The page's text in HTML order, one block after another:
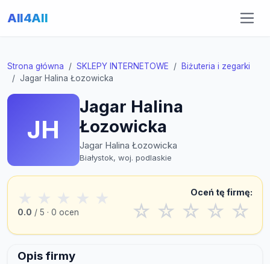
All4All
Strona główna SKLEPY INTERNETOWE
Biżuteria i zegarki
Jagar Halina Łozowicka
JH
Jagar Halina
Łozowicka
Jagar Halina Łozowicka
Białystok, woj. podlaskie
★ ★ ★ ★ ★
0.0 / 5 · 0 ocen
Oceń tę firmę:
☆ ☆ ☆ ☆ ☆
Opis firmy